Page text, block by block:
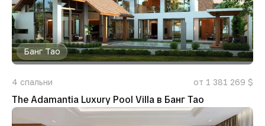
Банг Тао
4 спальни от 1 381 269 $
The Adamantia Luxury Pool Villa в Банг Тао